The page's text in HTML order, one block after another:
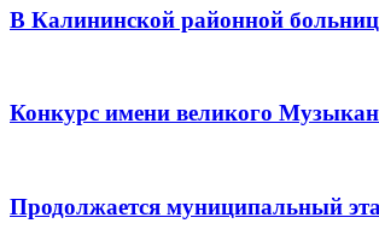
В Калининской районной
Конкурс имени великого
Продолжается муниципальный